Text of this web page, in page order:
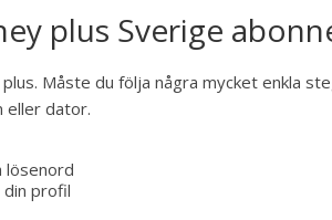
plus Sverige
Måste du följa några mycket enkla
eller dator.
lösenord
profil